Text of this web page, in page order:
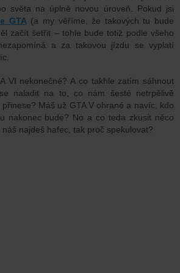
světa na úplně novou úroveň. Pokud jsi
GTA (a my věříme, že takových tu bude
začít šetřit – tohle bude totiž podle všeho
a za takovou jízdu se vyplatí
VI nekonečné? A co takhle zatím sáhnout
naladit na to, co nám šesté netrpělivě
Máš už GTA V ohrané a navíc, kdo
nakonec bude? No a co teda zkusit něco
najdeš hafec, tak proč spekulovat?